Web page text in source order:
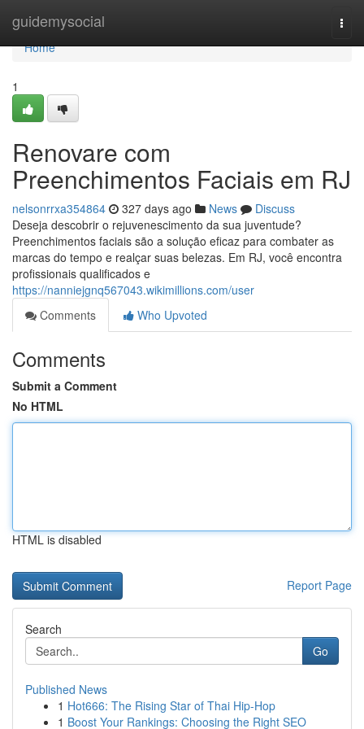
guidemysocial
Home
Home
1
Renovare com
Preenchimentos Faciais em RJ
nelsonrrxa354864 327 days ago News
Discuss
Deseja descobrir o rejuvenescimento da sua juventude?
Preenchimentos faciais são a solução eficaz para combater as
marcas do tempo e realçar suas belezas. Em RJ, você encontra
profissionais qualificados e
https://nanniejgnq567043.wikimillions.com/user
Comments
Who Upvoted
Comments
Submit a Comment
No HTML
HTML is disabled
Report Page
Search
Go
Published News
1 Hot666: The Rising Star of Thai Hip-Hop
1 Boost Your Rankings: Choosing the Right SEO